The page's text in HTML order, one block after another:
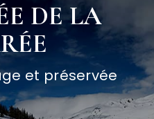
DE LA
et préservée